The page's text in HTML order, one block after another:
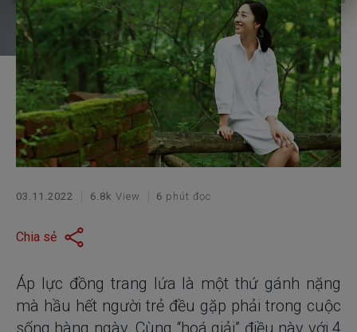
03.11.2022 6.8k View 6 phút đọc
Chia sẻ
Áp lực đồng trang lứa là một thứ gánh nặng
mà hầu hết người trẻ đều gặp phải trong cuộc
sống hàng ngày. Cùng “hoá giải” điều này với 4